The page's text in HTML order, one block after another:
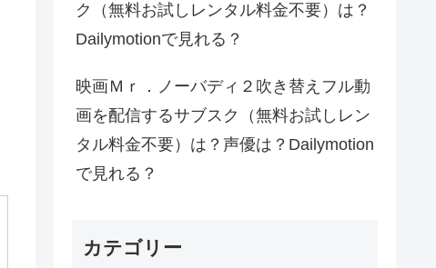
ク（無料お試しレンタル料金不要）は？
Dailymotionで見れる？
映画Ｍｒ．ノーバディ２吹き替えフル動
画を配信するサブスク（無料お試しレン
タル料金不要）は？声優は？Dailymotion
で見れる？
カテゴリー